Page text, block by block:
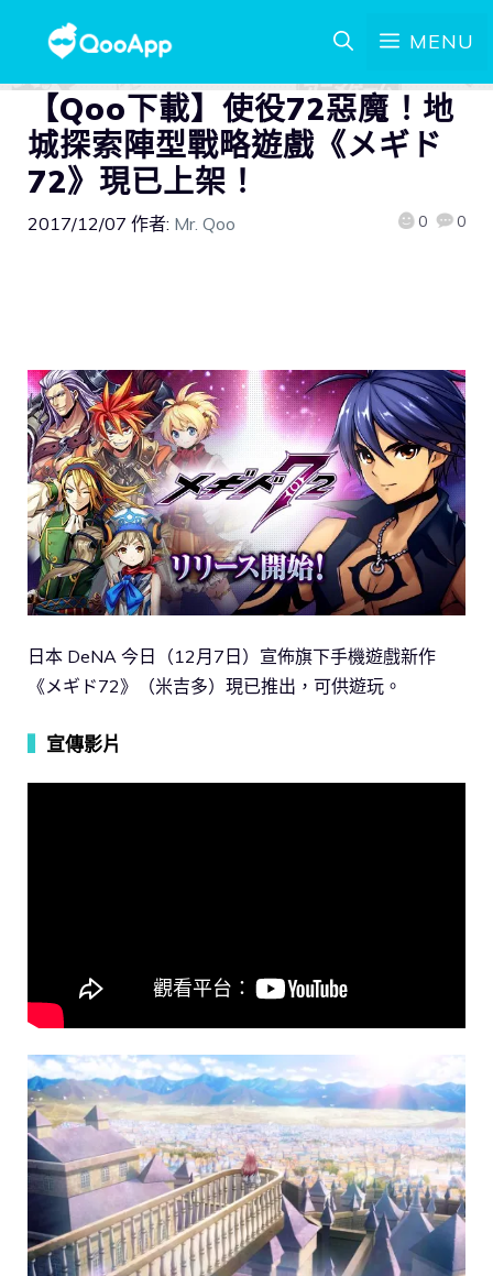
MENU
【Qoo下載】使役72惡魔！地
城探索陣型戰略遊戲《メギド
72》現已上架！
2017/12/07 作者: Mr. Qoo 0 0
日本 DeNA 今日（12月7日）宣佈旗下手機遊戲新作
《メギド72》（米吉多）現已推出，可供遊玩。
宣傳影片